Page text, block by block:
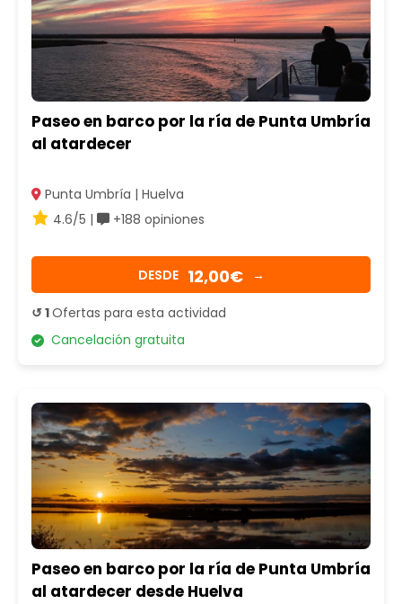
Paseo en barco por la ría de Punta Umbría
al atardecer
Punta Umbría | Huelva
4.6/5 |
+188 opiniones
DESDE 12,00€ →
↺ 1Ofertas para esta actividad
Cancelación gratuita
Paseo en barco por la ría de Punta Umbría
al atardecer desde Huelva